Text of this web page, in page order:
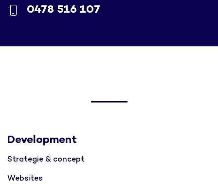
0478 516 107
Development
Strategie & concept
Websites